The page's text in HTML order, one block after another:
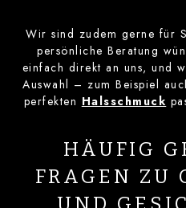
Wir sind zudem gerne für
persönliche Beratung
einfach direkt an uns, und
Auswahl – zum Beispiel
perfekten Halsschmuck
HÄUFIG
FRAGEN ZU